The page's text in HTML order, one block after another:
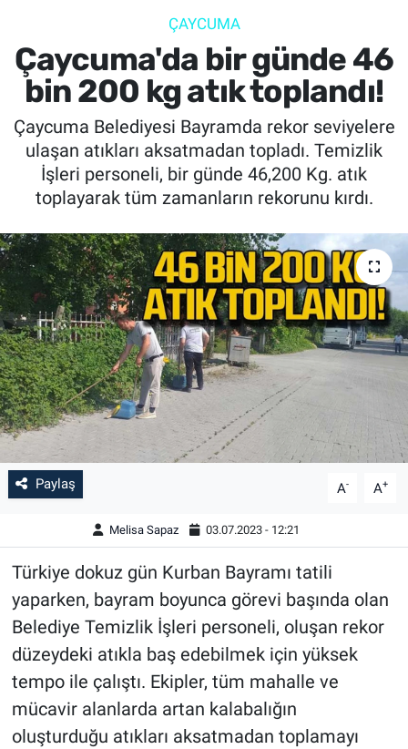
ÇAYCUMA
Çaycuma'da bir günde 46
bin 200 kg atık toplandı!
Çaycuma Belediyesi Bayramda rekor seviyelere
ulaşan atıkları aksatmadan topladı. Temizlik
İşleri personeli, bir günde 46,200 Kg. atık
toplayarak tüm zamanların rekorunu kırdı.
Paylaş A- A+
Melisa Sapaz 03.07.2023 - 12:21
Türkiye dokuz gün Kurban Bayramı tatili
yaparken, bayram boyunca görevi başında olan
Belediye Temizlik İşleri personeli, oluşan rekor
düzeydeki atıkla baş edebilmek için yüksek
tempo ile çalıştı. Ekipler, tüm mahalle ve
mücavir alanlarda artan kalabalığın
oluşturduğu atıkları aksatmadan toplamayı
SPOR
SAĞLIK